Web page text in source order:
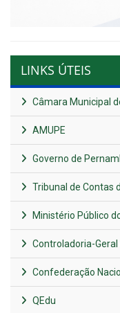
LINKS ÚTEIS
Câmara Municipal
AMUPE
Governo de
Tribunal de Contas
Ministério Público
Controladoria-Geral
Confederação
QEdu